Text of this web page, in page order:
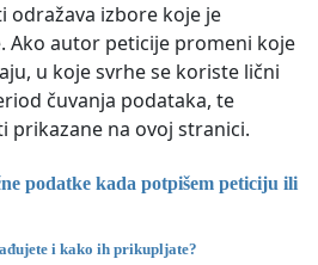
odražava izbore koje je
Ako autor peticije promeni koje
u koje svrhe se koriste lični
čuvanja podataka, te
prikazane na ovoj stranici.
podatke kada potpišem peticiju ili
i kako ih prikupljate?